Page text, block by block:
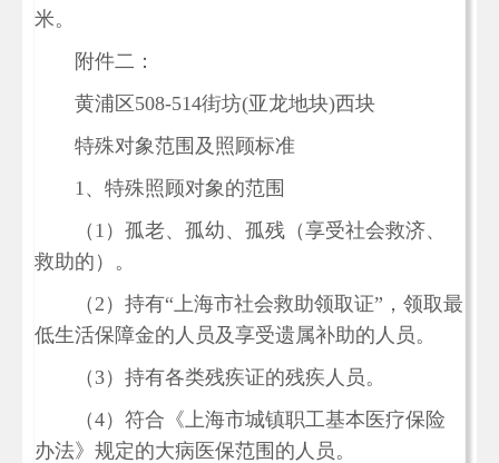
米。
附件二：
黄浦区508-514街坊(亚龙地块)西块
特殊对象范围及照顾标准
1、特殊照顾对象的范围
（1）孤老、孤幼、孤残（享受社会救济、
救助的）。
（2）持有“上海市社会救助领取证”，领取最
低生活保障金的人员及享受遗属补助的人员。
（3）持有各类残疾证的残疾人员。
（4）符合《上海市城镇职工基本医疗保险
办法》规定的大病医保范围的人员。